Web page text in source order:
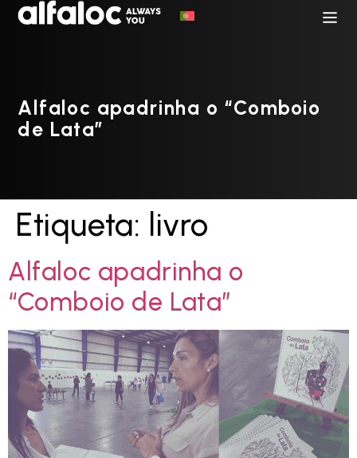
Alfaloc apadrinha o “Comboio
de Lata”
Etiqueta: livro
Alfaloc apadrinha o
“Comboio de Lata”